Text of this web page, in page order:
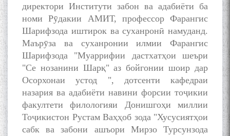
директори Институти забон ва адабиёти ба
номи Рӯдакии АМИТ, профессор Фарангис
Шарифзода иштирок ва суханронӣ намуданд.
Маърӯза ва суханронии илмии Фарангис
Шарифзода "Муаррифии дастхатҳои шеъри
"Се нозанини Шарқ" аз бойгонии шоир дар
Осорхонаи устод ", дотсенти кафедраи
назария ва адабиёти навини форсии тоҷикии
факултети филологияи Донишгоҳи миллии
Тоҷикистон Рустам Ваҳҳоб зода "Хусусиятҳои
сабк ва забони ашъори Мирзо Турсунзода
The Persian Gulf Beautiful
poetry from Устод Мумин
Қаноат (Ustod Mumin Qanoat)
and Master Mehryar
Mehrafarin about the conflict
of the name of the Persian
Gulf